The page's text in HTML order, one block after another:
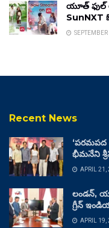
యూత్ ఫుల్
SunNXT
Recent News
‘పరమపద
భీమనేని
APRIL 21,
లండన్,
గ్రీన్
APRIL 19,